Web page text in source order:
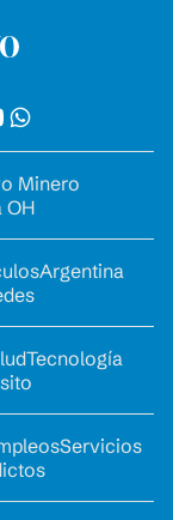
Minero
OH
Argentina
Tecnología
Servicios